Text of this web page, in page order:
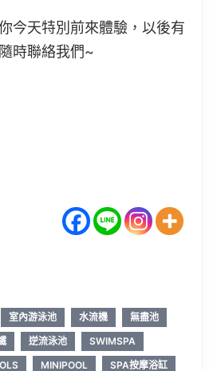
今天特別前來體驗，以後有
時聯絡我們~
室內游泳池 水流機
無盡池
逆流泳池
SWIMSPA
MINIPOOL
SPA按摩浴缸